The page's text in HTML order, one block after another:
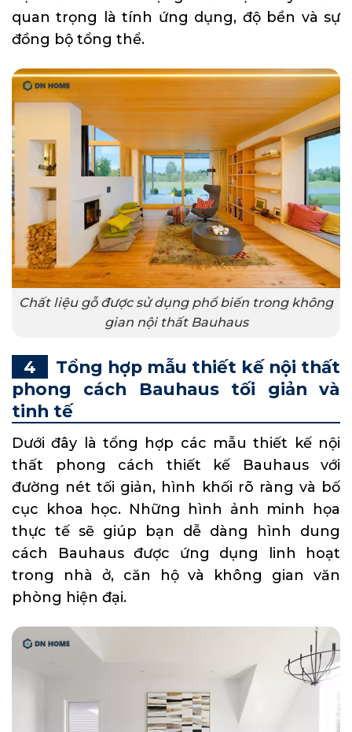
quan trọng là tính ứng dụng, độ bền và sự
đồng bộ tổng thể.
Chất liệu gỗ được sử dụng phổ biến trong không
gian nội thất Bauhaus
Tổng hợp mẫu thiết kế nội thất
phong cách Bauhaus tối giản và
tinh tế
Dưới đây là tổng hợp các mẫu thiết kế nội
thất phong cách thiết kế Bauhaus với
đường nét tối giản, hình khối rõ ràng và bố
cục khoa học. Những hình ảnh minh họa
thực tế sẽ giúp bạn dễ dàng hình dung
cách Bauhaus được ứng dụng linh hoạt
trong nhà ở, căn hộ và không gian văn
phòng hiện đại.